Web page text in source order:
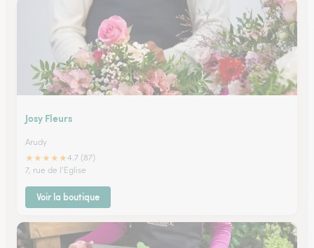
Josy Fleurs
Arudy
★★★★★4.7 (87)
7, rue de l'Eglise
Voir la boutique